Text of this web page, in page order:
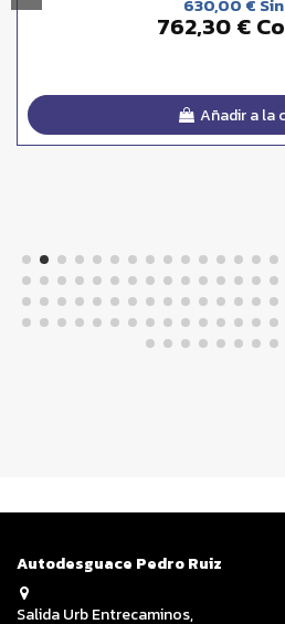
762,30 €
Añadir a la
Autodesguace Pedro Ruiz
Salida Urb Entrecaminos,